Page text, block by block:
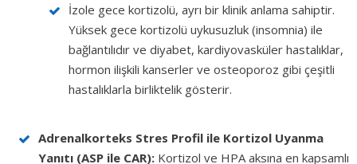
İzole gece kortizolü, ayrı bir klinik anlama sahiptir.
Yüksek gece kortizolü uykusuzluk (insomnia) ile
bağlantılıdır ve diyabet, kardiyovasküler hastalıklar,
hormon ilişkili kanserler ve osteoporoz gibi çeşitli
hastalıklarla birliktelik gösterir.
Adrenalkorteks Stres Profil ile Kortizol Uyanma
Yanıtı (ASP ile CAR):Kortizol ve HPA aksına en kapsamlı